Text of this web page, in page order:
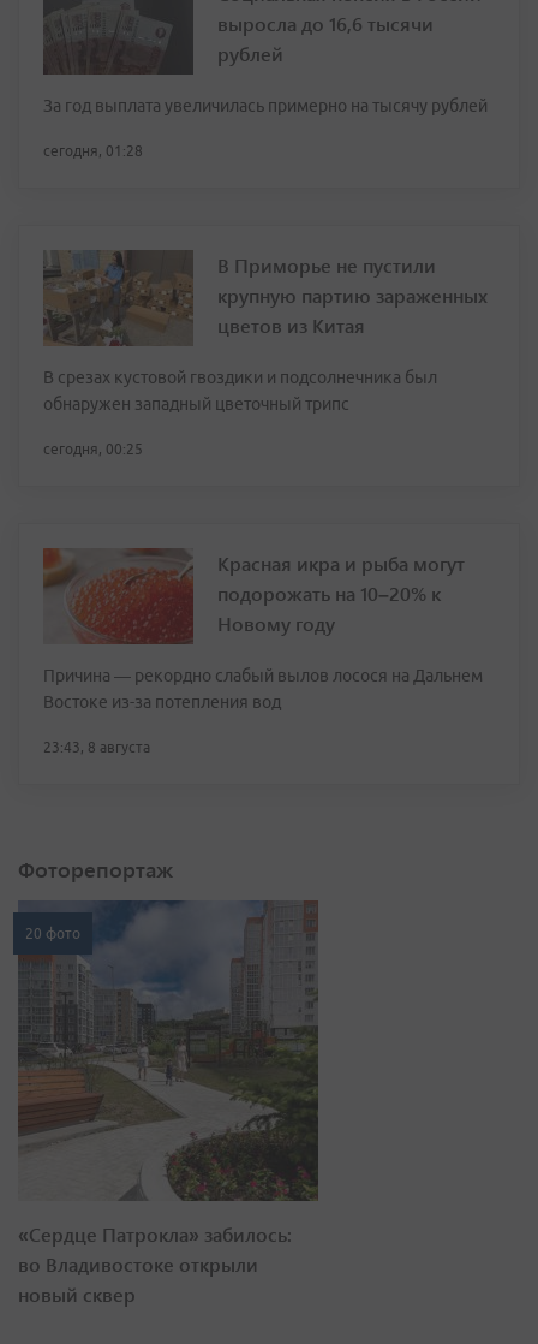
выросла до 16,6 тысячи
рублей
За год выплата увеличилась примерно на тысячу рублей
сегодня, 01:28
В Приморье не пустили
крупную партию зараженных
цветов из Китая
В срезах кустовой гвоздики и подсолнечника был
обнаружен западный цветочный трипс
сегодня, 00:25
Красная икра и рыба могут
подорожать на 10–20% к
Новому году
Причина — рекордно слабый вылов лосося на Дальнем
Востоке из-за потепления вод
23:43, 8 августа
Фоторепортаж
20 фото
«Сердце Патрокла» забилось:
во Владивостоке открыли
новый сквер